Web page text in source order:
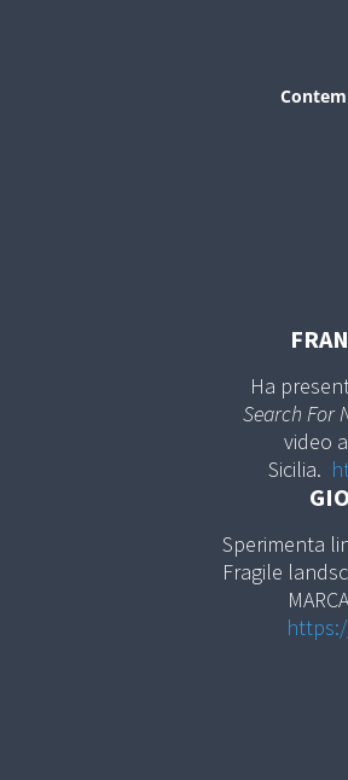
Ha
Search For
video
Sicilia.
Sperimenta
Fragile